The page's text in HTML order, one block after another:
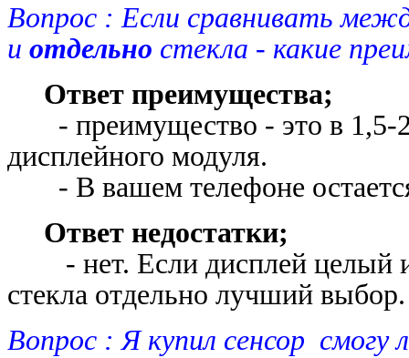
Вопрос : Если сравнивать
и отдельно стекла - какие
Ответ преимущества;
- преимущество - это в 1,5-2
дисплейного модуля.
- В вашем телефоне
Ответ недостатки;
- нет. Если дисплей целый и
стекла отдельно лучший выбор.
Вопрос : Я купил сенсор смогу